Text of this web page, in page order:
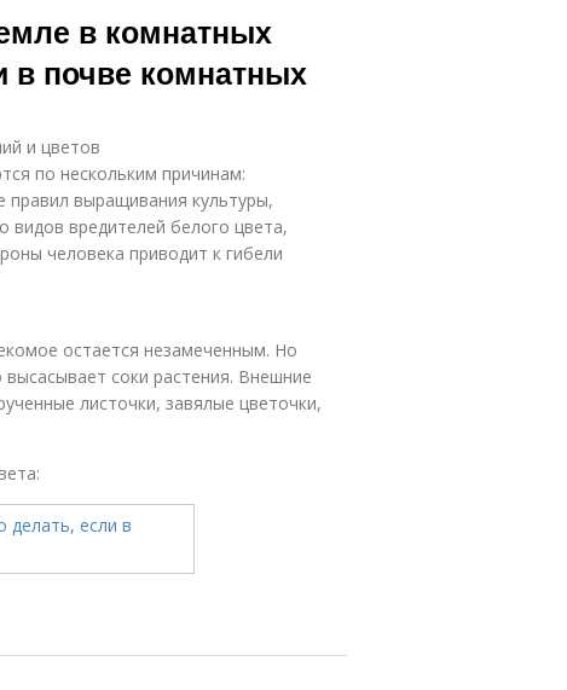
в комнатных
в почве комнатных
и цветов
по нескольким причинам:
правил выращивания культуры,
видов вредителей белого цвета,
человека приводит к гибели
остается незамеченным. Но
соки растения. Внешние
листочки, завялые цветочки,